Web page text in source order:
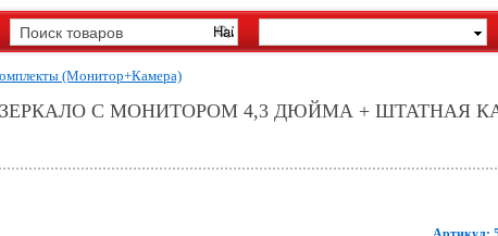
(Монитор+Камера)
ЗЕРКАЛО С МОНИТОРОМ 4,3 ДЮЙМА + ШТАТНАЯ